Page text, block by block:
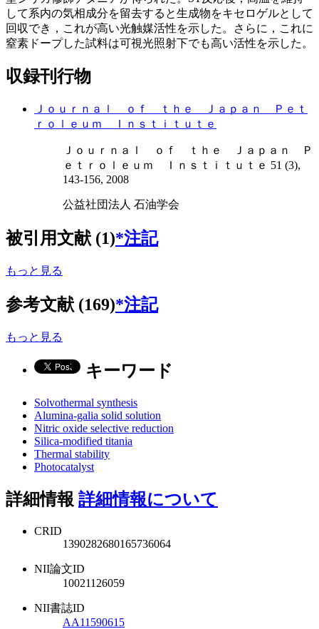
して系内の気相成分を留去すると生成物をキセロゲルとして
回収でき，これが高い光触媒活性を示した。さらに，これに
窒素ドープした試料は可視光照射下でも高い活性を示した。
収録刊行物
Ｊｏｕｒｎａｌ ｏｆ ｔｈｅ Ｊａｐａｎ Ｐｅｔ
ｒｏｌｅｕｍ Ｉｎｓｔｉｔｕｔｅ
Ｊｏｕｒｎａｌ ｏｆ ｔｈｅ Ｊａｐａｎ Ｐ
ｅｔｒｏｌｅｕｍ Ｉｎｓｔｉｔｕｔｅ 51 (3),
143-156, 2008
公益社団法人 石油学会
被引用文献 (1)*注記
もっと見る
参考文献 (169)*注記
もっと見る
キーワード
Solvothermal synthesis
Alumina-galia solid solution
Nitric oxide selective reduction
Silica-modified titania
Thermal stability
Photocatalyst
詳細情報 詳細情報について
CRID
1390282680165736064
NII論文ID
10021126059
NII書誌ID
AA11590615